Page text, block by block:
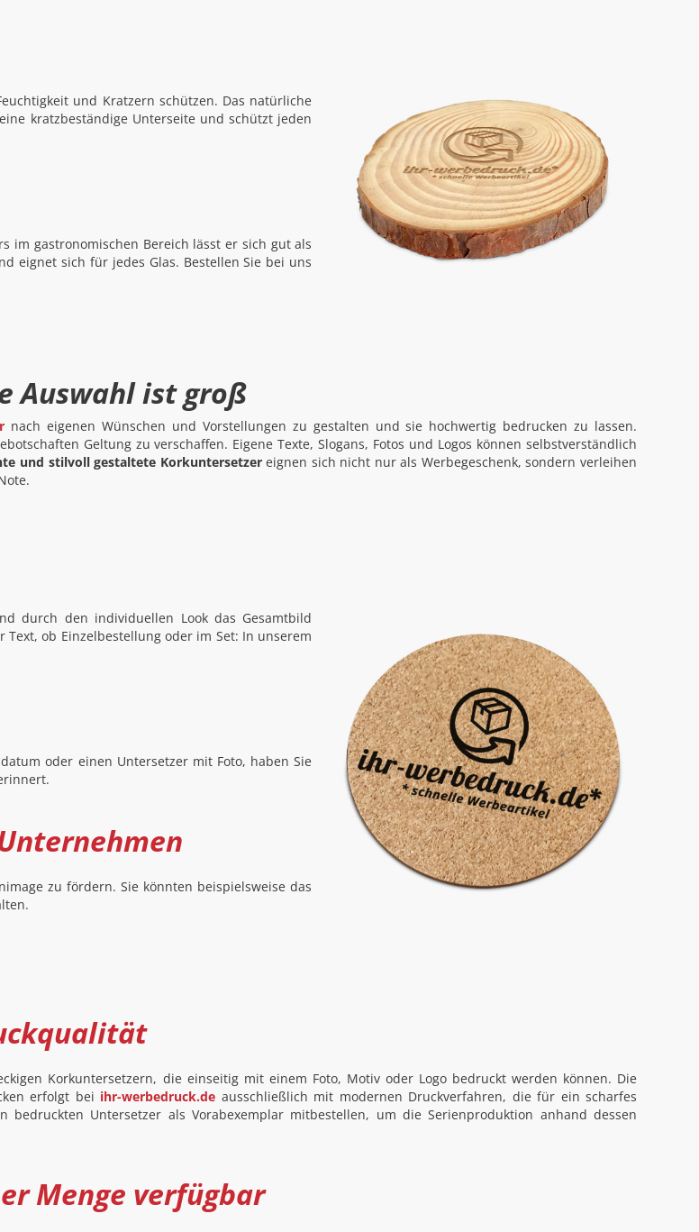
und Kratzern schützen. Das natürliche
kratzbeständige Unterseite und schützt jeden
im gastronomischen Bereich lässt er sich gut als
eignet sich für jedes Glas. Bestellen Sie bei uns
Auswahl ist groß
nach eigenen Wünschen und Vorstellungen zu gestalten und sie hochwertig bedrucken zu lassen.
Geltung zu verschaffen. Eigene Texte, Slogans, Fotos und Logos können selbstverständlich
und stilvoll gestaltete Korkuntersetzereignen sich nicht nur als Werbegeschenk, sondern verleihen
durch den individuellen Look das Gesamtbild
ob Einzelbestellung oder im Set: In unserem
oder einen Untersetzer mit Foto, haben Sie
zu fördern. Sie könnten beispielsweise das
Korkuntersetzern, die einseitig mit einem Foto, Motiv oder Logo bedruckt werden können. Die
erfolgt bei ihr-werbedruck.de ausschließlich mit modernen Druckverfahren, die für ein scharfes
Untersetzer als Vorabexemplar mitbestellen, um die Serienproduktion anhand dessen
Menge verfügbar